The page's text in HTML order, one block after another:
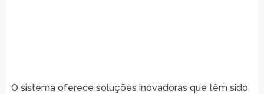
O sistema oferece soluções inovadoras que têm sido